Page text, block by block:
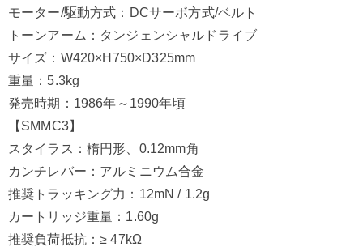
モーター/駆動方式：DCサーボ方式/ベルト
トーンアーム：タンジェンシャルドライブ
サイズ：W420×H750×D325mm
重量：5.3kg
発売時期：1986年～1990年頃
【SMMC3】
スタイラス：楕円形、0.12mm角
カンチレバー：アルミニウム合金
推奨トラッキング力：12mN / 1.2g
カートリッジ重量：1.60g
推奨負荷抵抗：≥ 47kΩ